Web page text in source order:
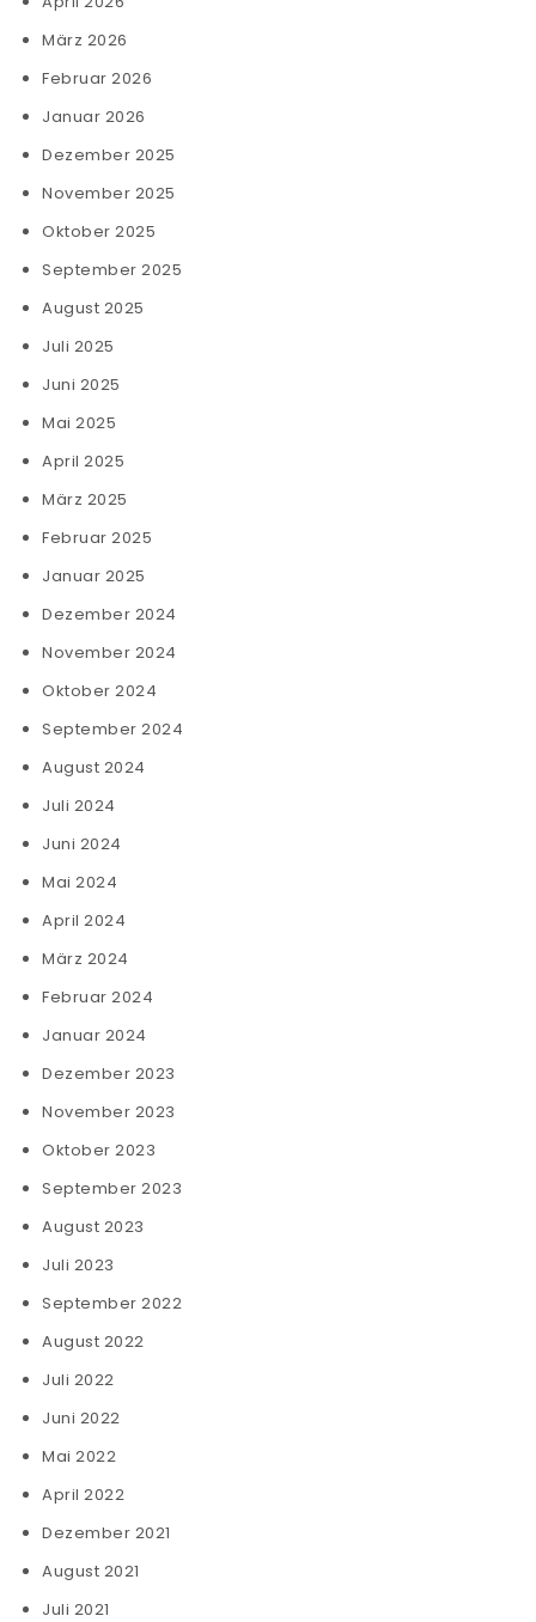
März 2026
Februar 2026
Januar 2026
Dezember 2025
November 2025
Oktober 2025
September 2025
August 2025
Juli 2025
Juni 2025
Mai 2025
April 2025
März 2025
Februar 2025
Januar 2025
Dezember 2024
November 2024
Oktober 2024
September 2024
August 2024
Juli 2024
Juni 2024
Mai 2024
April 2024
März 2024
Februar 2024
Januar 2024
Dezember 2023
November 2023
Oktober 2023
September 2023
August 2023
Juli 2023
September 2022
August 2022
Juli 2022
Juni 2022
Mai 2022
April 2022
Dezember 2021
August 2021
Juli 2021